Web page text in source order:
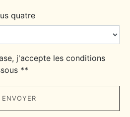
quatre
j'accepte les conditions
**
ENVOYER